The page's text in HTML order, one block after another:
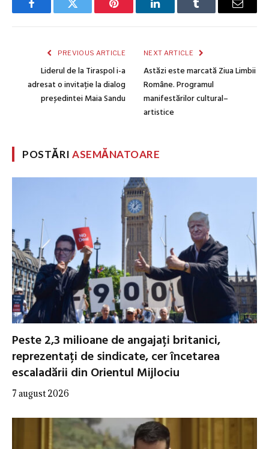
FacebookTwitter Pinterest LinkedInTumblr Email
PREVIOUS ARTICLE
Liderul de la Tiraspol i-a
adresat o invitație la dialog
președintei Maia Sandu
NEXT ARTICLE
Astăzi este marcată Ziua Limbii
Române. Programul
manifestărilor cultural–
artistice
POSTĂRIASEMĂNATOARE
Peste 2,3 milioane de angajați britanici,
reprezentați de sindicate, cer încetarea
escaladării din Orientul Mijlociu
7 august 2026